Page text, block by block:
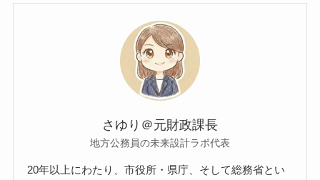
さゆり＠元財政課長
地方公務員の未来設計ラボ代表
20年以上にわたり、市役所・県庁、そして総務省とい